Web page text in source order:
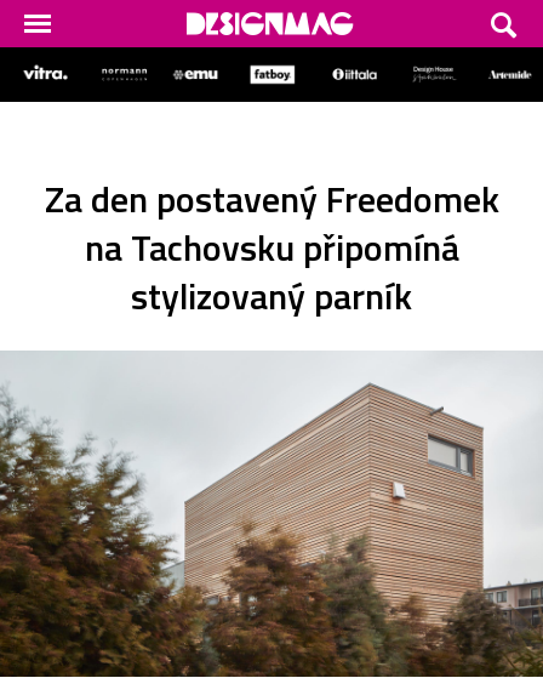
Za den postavený Freedomek
na Tachovsku připomíná
stylizovaný parník